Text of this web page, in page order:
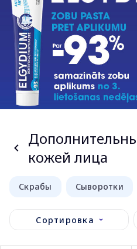
кожей лица
Скрабы Сыворотки
Сортировка